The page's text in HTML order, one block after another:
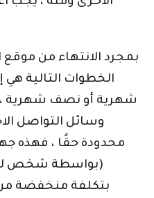
بمجرد الانتهاء من
الخطوات التالية هي
شهرية أو نصف شهرية ،
وسائل التواصل
محدودة حقًا ، فهذه
(بواسطة شخص
بتكلفة منخفضة